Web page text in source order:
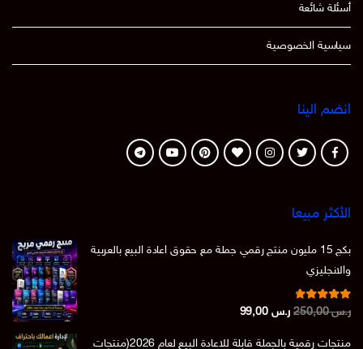
أسئلة شائعة
سياسية الخصوصية
انضم الينا
الأكثر مبيعا
بكج 15 مليون منتج رقمي جملة مع حقوق اعادة البيع بالعربية
والانجليزي
تم التقييم
4.86من 5ر.س250,00
السعر
ر.س 99,00
السعر
منتجات رقمية بالجملة قابلة للاعادة البيع لعام 2026(منتجات